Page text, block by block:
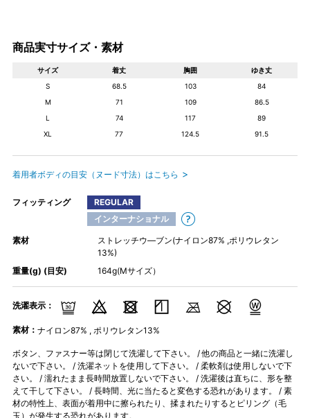
商品実寸サイズ・素材
サイズ 着丈 胸囲
ゆき丈
S
68.5 103
84
M
71 109
86.5
L
74 117
89
XL
77 124.5 91.5
着用者ボディの目安（ヌード寸法）はこちら
フィッティング
REGULAR
インターナショナル
素材
ストレッチウ―ブン(ナイロン87% ,ポリウレタン
13%)
重量(g) (目安)
164g(Mサイズ）
洗濯表示：
素材： ナイロン87% , ポリウレタン13%
ボタン、ファスナー等は閉じて洗濯して下さい。 / 他の商品と一緒に洗濯し
ないで下さい。 / 洗濯ネットを使用して下さい。 / 柔軟剤は使用しないで下
さい。 / 濡れたまま長時間放置しないで下さい。 / 洗濯後は直ちに、形を整
えて干して下さい。 / 長時間、光に当たると変色する恐れがあります。 / 素
材の特性上、表面が着用中に擦られたり、揉まれたりするとピリング（毛
玉）が発生する恐れがあります。